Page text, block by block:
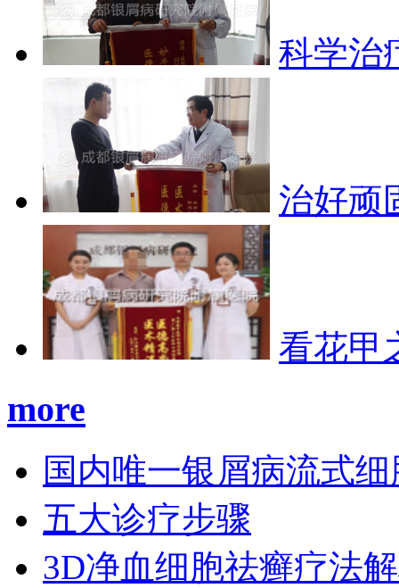
科学治
治好顽
看花甲
more
国内唯一银屑病流式
五大诊疗步骤
3D净血细胞祛癣疗法